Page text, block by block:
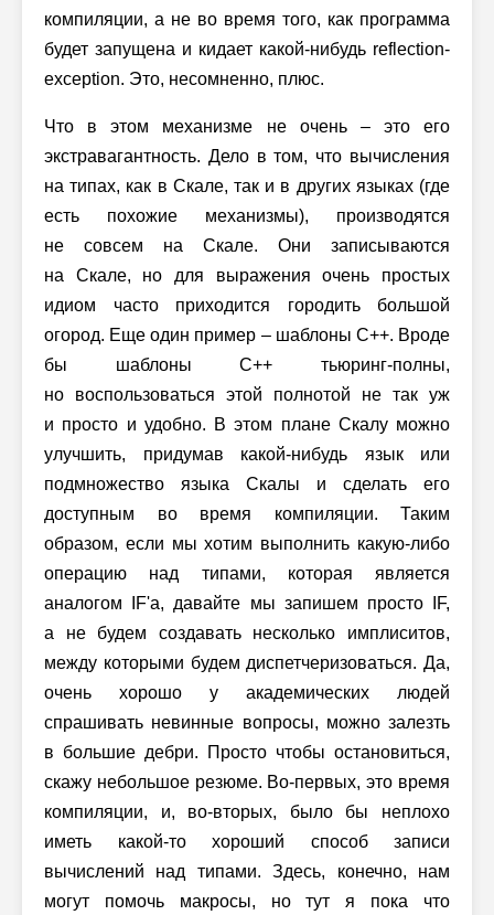
компиляции, а не во время того, как программа
будет запущена и кидает какой-нибудь reflection-
exception. Это, несомненно, плюс.
Что в этом механизме не очень – это его
экстравагантность. Дело в том, что вычисления
на типах, как в Скале, так и в других языках (где
есть похожие механизмы), производятся
не совсем на Скале. Они записываются
на Скале, но для выражения очень простых
идиом часто приходится городить большой
огород. Еще один пример – шаблоны C++. Вроде
бы шаблоны С++ тьюринг-полны,
но воспользоваться этой полнотой не так уж
и просто и удобно. В этом плане Скалу можно
улучшить, придумав какой-нибудь язык или
подмножество языка Скалы и сделать его
доступным во время компиляции. Таким
образом, если мы хотим выполнить какую-либо
операцию над типами, которая является
аналогом IF'а, давайте мы запишем просто IF,
а не будем создавать несколько имплиситов,
между которыми будем диспетчеризоваться. Да,
очень хорошо у академических людей
спрашивать невинные вопросы, можно залезть
в большие дебри. Просто чтобы остановиться,
скажу небольшое резюме. Во-первых, это время
компиляции, и, во-вторых, было бы неплохо
иметь какой-то хороший способ записи
вычислений над типами. Здесь, конечно, нам
могут помочь макросы, но тут я пока что